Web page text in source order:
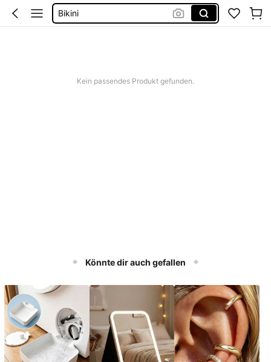
Bikini
Kein passendes Produkt gefunden.
Könnte dir auch gefallen